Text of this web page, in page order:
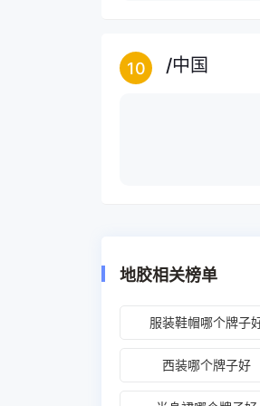
10 /中国
地胶相关榜单
服装鞋帽哪个牌子
西装哪个牌子好